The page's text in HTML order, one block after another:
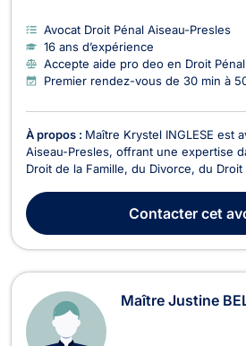
Avocat Droit Pénal Aiseau-Presles
16 ans d’expérience
Accepte aide pro deo en Droit Pénal
Premier rendez-vous de 30 min à
À propos : Maître Krystel INGLESE est
Aiseau-Presles, offrant une expertise
Droit de la Famille, du Divorce, du
reconnue pour son sérieux et sa
des affaires juridiques. En Droit...
Contactercet
Maître Justine